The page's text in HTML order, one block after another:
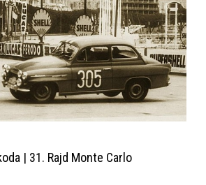
| 31. Rajd Monte Carlo